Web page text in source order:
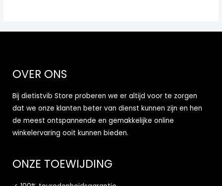
OVER ONS
Bij dietistvib Store proberen we er altijd voor te zorgen
dat we onze klanten beter van dienst kunnen zijn en hen
de meest ontspannende en gemakkelijke online
winkelervaring ooit kunnen bieden.
ONZE TOEWIJDING